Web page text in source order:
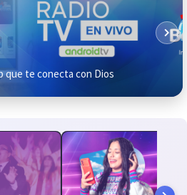
que te conecta con Dios